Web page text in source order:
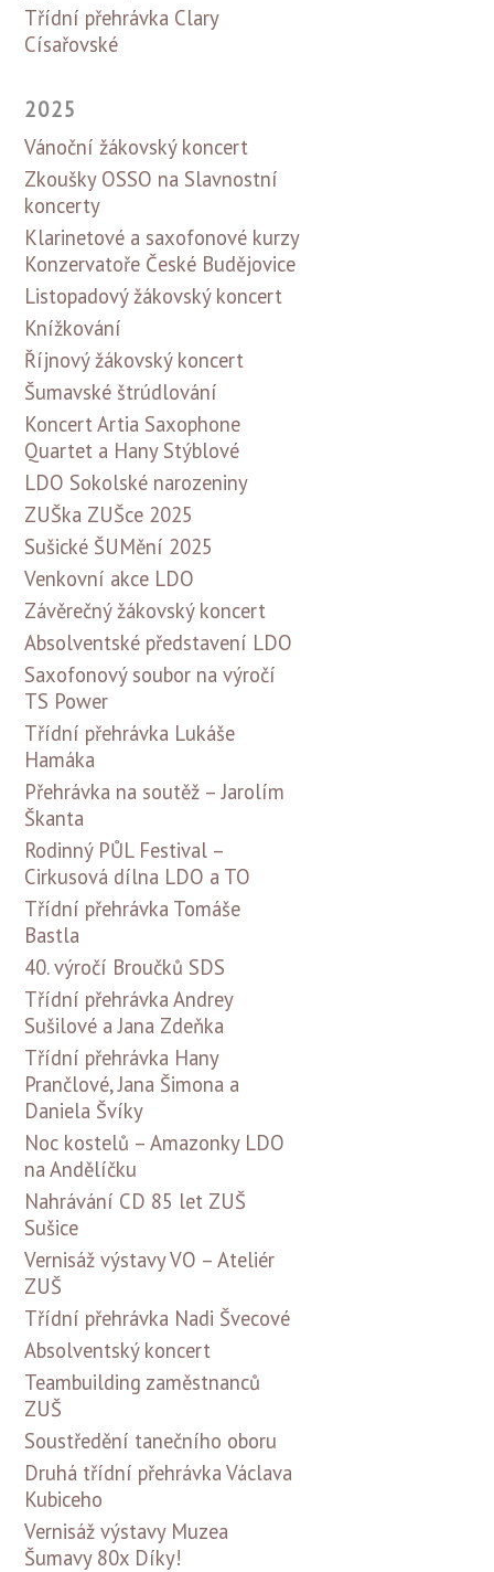
Třídní přehrávka Clary
Císařovské
2025
Vánoční žákovský koncert
Zkoušky OSSO na Slavnostní
koncerty
Klarinetové a saxofonové kurzy
Konzervatoře České Budějovice
Listopadový žákovský koncert
Knížkování
Říjnový žákovský koncert
Šumavské štrúdlování
Koncert Artia Saxophone
Quartet a Hany Stýblové
LDO Sokolské narozeniny
ZUŠka ZUŠce 2025
Sušické ŠUMění 2025
Venkovní akce LDO
Závěrečný žákovský koncert
Absolventské představení LDO
Saxofonový soubor na výročí
TS Power
Třídní přehrávka Lukáše
Hamáka
Přehrávka na soutěž – Jarolím
Škanta
Rodinný PŮL Festival –
Cirkusová dílna LDO a TO
Třídní přehrávka Tomáše
Bastla
40. výročí Broučků SDS
Třídní přehrávka Andrey
Sušilové a Jana Zdeňka
Třídní přehrávka Hany
Prančlové, Jana Šimona a
Daniela Švíky
Noc kostelů – Amazonky LDO
na Andělíčku
Nahrávání CD 85 let ZUŠ
Sušice
Vernisáž výstavy VO – Ateliér
ZUŠ
Třídní přehrávka Nadi Švecové
Absolventský koncert
Teambuilding zaměstnanců
ZUŠ
Soustředění tanečního oboru
Druhá třídní přehrávka Václava
Kubiceho
Vernisáž výstavy Muzea
Šumavy 80x Díky!